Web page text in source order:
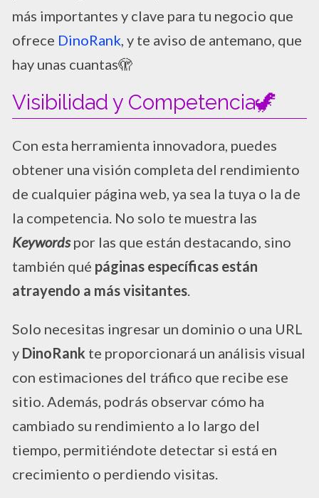
más importantes y clave para tu negocio que
ofrece DinoRank, y te aviso de antemano, que
hay unas cuantas🫣
Visibilidad y Competencia🦖
Con esta herramienta innovadora, puedes
obtener una visión completa del rendimiento
de cualquier página web, ya sea la tuya o la de
la competencia. No solo te muestra las
Keywordspor las que están destacando, sino
también qué páginas específicas están
atrayendo a más visitantes.
Solo necesitas ingresar un dominio o una URL
y DinoRank te proporcionará un análisis visual
con estimaciones del tráfico que recibe ese
sitio. Además, podrás observar cómo ha
cambiado su rendimiento a lo largo del
tiempo, permitiéndote detectar si está en
crecimiento o perdiendo visitas.